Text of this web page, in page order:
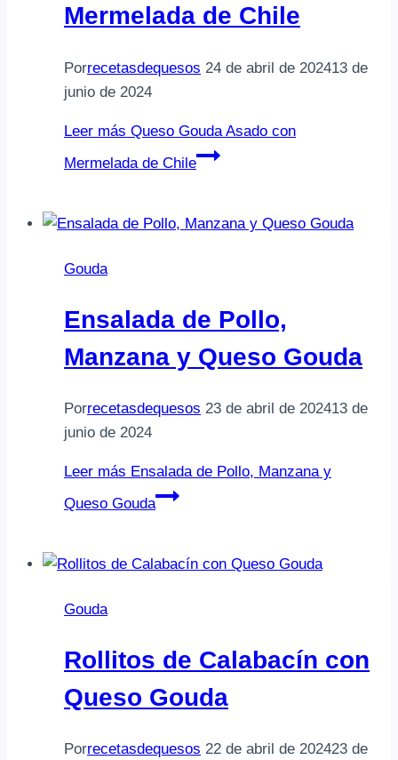
Mermelada de Chile
Porrecetasdequesos 24 de abril de 202413 de
junio de 2024
Leer más Queso Gouda Asado con
Mermelada de Chile
Gouda
Ensalada de Pollo,
Manzana y Queso Gouda
Porrecetasdequesos 23 de abril de 202413 de
junio de 2024
Leer más Ensalada de Pollo, Manzana y
Queso Gouda
Gouda
Rollitos de Calabacín con
Queso Gouda
Porrecetasdequesos 22 de abril de 202423 de